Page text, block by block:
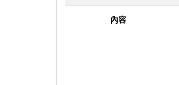
內容